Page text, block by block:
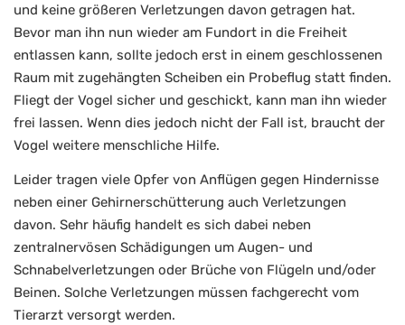
und keine größeren Verletzungen davon getragen hat.
Bevor man ihn nun wieder am Fundort in die Freiheit
entlassen kann, sollte jedoch erst in einem geschlossenen
Raum mit zugehängten Scheiben ein Probeflug statt finden.
Fliegt der Vogel sicher und geschickt, kann man ihn wieder
frei lassen. Wenn dies jedoch nicht der Fall ist, braucht der
Vogel weitere menschliche Hilfe.
Leider tragen viele Opfer von Anflügen gegen Hindernisse
neben einer Gehirnerschütterung auch Verletzungen
davon. Sehr häufig handelt es sich dabei neben
zentralnervösen Schädigungen um Augen- und
Schnabelverletzungen oder Brüche von Flügeln und/oder
Beinen. Solche Verletzungen müssen fachgerecht vom
Tierarzt versorgt werden.